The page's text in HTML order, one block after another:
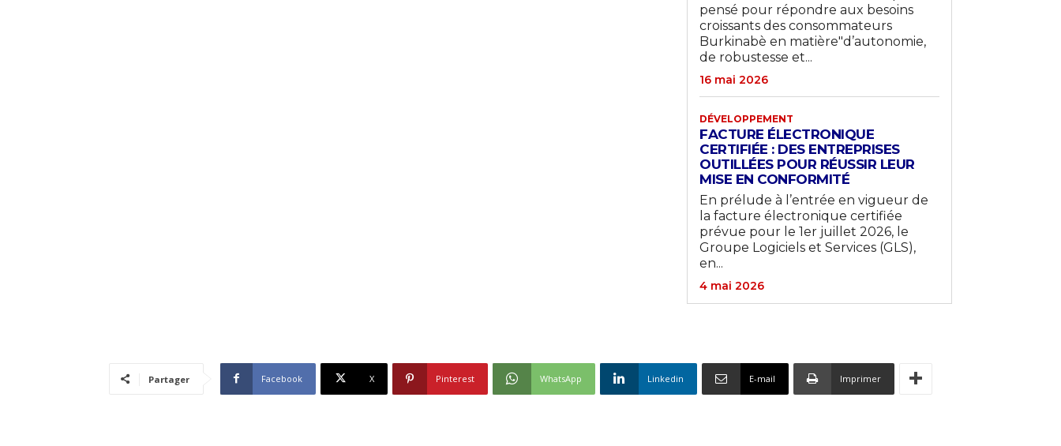
pensé pour répondre aux besoins
croissants des consommateurs
Burkinabè en matière"d’autonomie,
de robustesse et...
16 mai 2026
DÉVELOPPEMENT
FACTURE ÉLECTRONIQUE
CERTIFIÉE : DES ENTREPRISES
OUTILLÉES POUR RÉUSSIR LEUR
MISE EN CONFORMITÉ
En prélude à l’entrée en vigueur de
la facture électronique certifiée
prévue pour le 1er juillet 2026, le
Groupe Logiciels et Services (GLS),
en...
4 mai 2026
Partager Facebook X Pinterest WhatsApp Linkedin E-mail Imprimer